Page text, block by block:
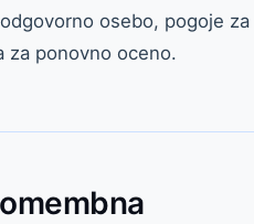
osebo, pogoje
za ponovno oceno.